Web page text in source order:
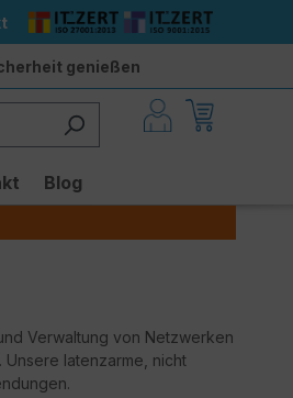
genießen
Blog
Verwaltung von Netzwerken
latenzarme, nicht